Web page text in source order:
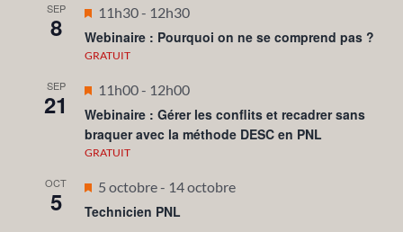
SEP
8
Mis
en
avant
11h30- 12h30
Webinaire : Pourquoi on ne se comprend pas ?
GRATUIT
SEP
21
Mis
en
avant
11h00- 12h00
Webinaire : Gérer les conflits et recadrer sans
braquer avec la méthode DESC en PNL
GRATUIT
OCT
5
Mis
en
5 octobre- 14 octobre
Technicien PNL